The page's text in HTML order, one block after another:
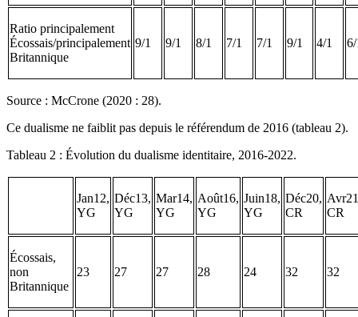
Ratio principalement
Écossais/principalement
Britannique
9/1 9/1 8/1 7/1 7/1 9/1 4/1
Source : McCrone (2020 : 28).
Ce dualisme ne faiblit pas depuis le référendum de 2016 (tableau 2).
Tableau 2 : Évolution du dualisme identitaire, 2016-2022.
Jan12,
YG
Déc13,
YG
Mar14,
YG
Août16,
YG
Juin18,
YG
Déc20,
CR
CR
Écossais,
non
Britannique
23 27 27 28 24 32 32